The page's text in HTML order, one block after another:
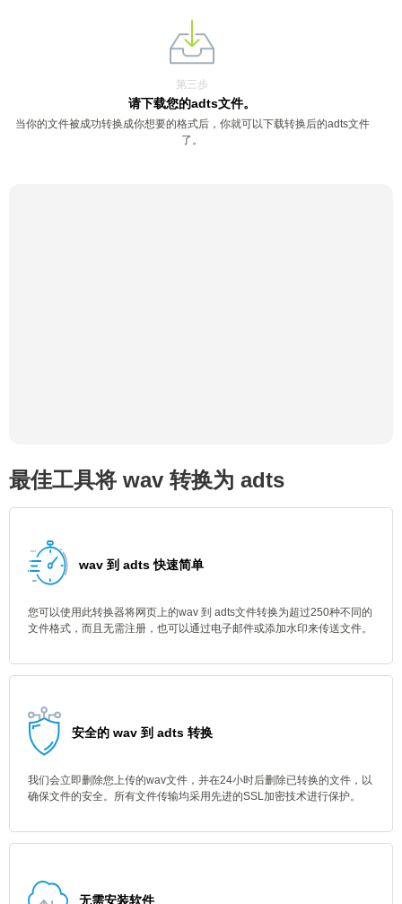
第三步
请下载您的adts文件。
当你的文件被成功转换成你想要的格式后，你就可以下载转换后的adts文件
了。
最佳工具将 wav 转换为 adts
wav 到 adts 快速简单
您可以使用此转换器将网页上的wav 到 adts文件转换为超过250种不同的
文件格式，而且无需注册，也可以通过电子邮件或添加水印来传送文件。
安全的 wav 到 adts 转换
我们会立即删除您上传的wav文件，并在24小时后删除已转换的文件，以
确保文件的安全。所有文件传输均采用先进的SSL加密技术进行保护。
无需安装软件